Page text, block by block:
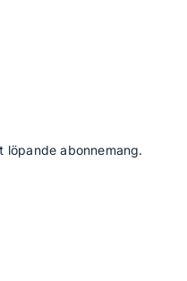
löpande abonnemang.